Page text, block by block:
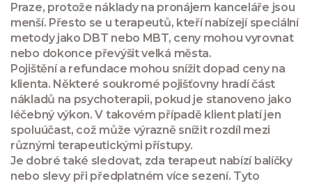
Praze, protože náklady na pronájem kanceláře jsou
menší. Přesto se u terapeutů, kteří nabízejí speciální
metody jako DBT nebo MBT, ceny mohou vyrovnat
nebo dokonce převýšit velká města.
Pojištění a refundace mohou snížit dopad ceny na
klienta. Některé soukromé pojišťovny hradí část
nákladů na psychoterapii, pokud je stanoveno jako
léčebný výkon. V takovém případě klient platí jen
spoluúčast, což může výrazně snížit rozdíl mezi
různými terapeutickými přístupy.
Je dobré také sledovat, zda terapeut nabízí balíčky
nebo slevy při předplatném více sezení. Tyto